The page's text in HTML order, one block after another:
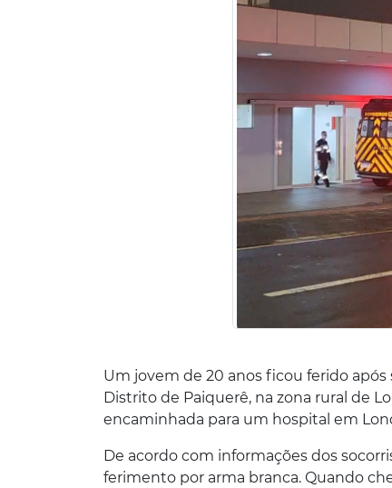
Um jovem de 20 anos ficou ferido
Distrito de Paiquerê, na zona rural de
encaminhada para um hospital em
De acordo com informações dos
ferimento por arma branca. Quando